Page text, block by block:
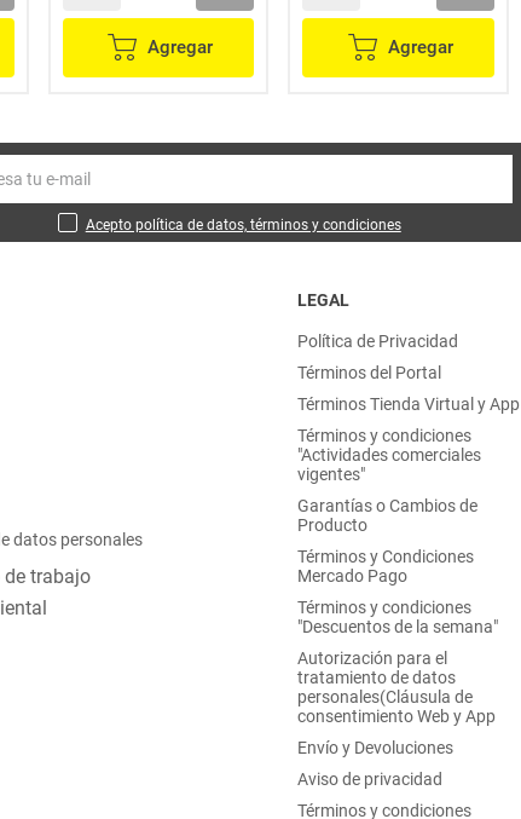
Agregar Agregar
Acepto política de datos, términos y condiciones
datos personales
de trabajo
LEGAL
Política de Privacidad
Términos del Portal
Términos Tienda Virtual y App
Términos y condiciones
"Actividades comerciales
vigentes"
Garantías o Cambios de
Producto
Términos y Condiciones
Mercado Pago
Términos y condiciones
"Descuentos de la semana"
Autorización para el
tratamiento de datos
personales(Cláusula de
consentimiento Web y App
Envío y Devoluciones
Aviso de privacidad
Términos y condiciones